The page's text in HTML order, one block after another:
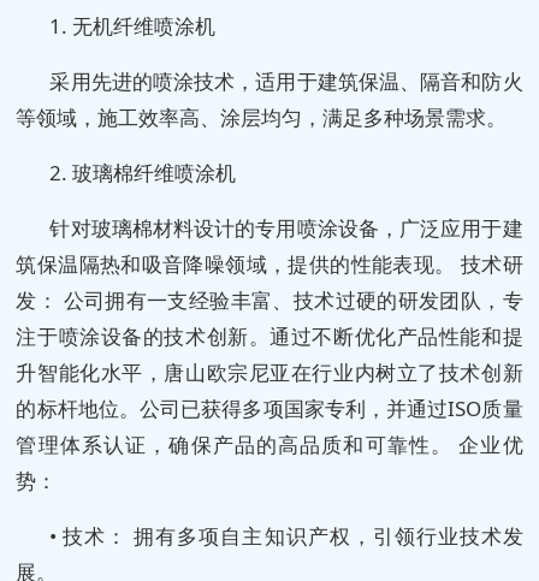
1. 无机纤维喷涂机
采用先进的喷涂技术，适用于建筑保温、隔音和防火
等领域，施工效率高、涂层均匀，满足多种场景需求。
2. 玻璃棉纤维喷涂机
针对玻璃棉材料设计的专用喷涂设备，广泛应用于建
筑保温隔热和吸音降噪领域，提供的性能表现。 技术研
发： 公司拥有一支经验丰富、技术过硬的研发团队，专
注于喷涂设备的技术创新。通过不断优化产品性能和提
升智能化水平，唐山欧宗尼亚在行业内树立了技术创新
的标杆地位。公司已获得多项国家专利，并通过ISO质量
管理体系认证，确保产品的高品质和可靠性。 企业优
势：
• 技术： 拥有多项自主知识产权，引领行业技术发
展。